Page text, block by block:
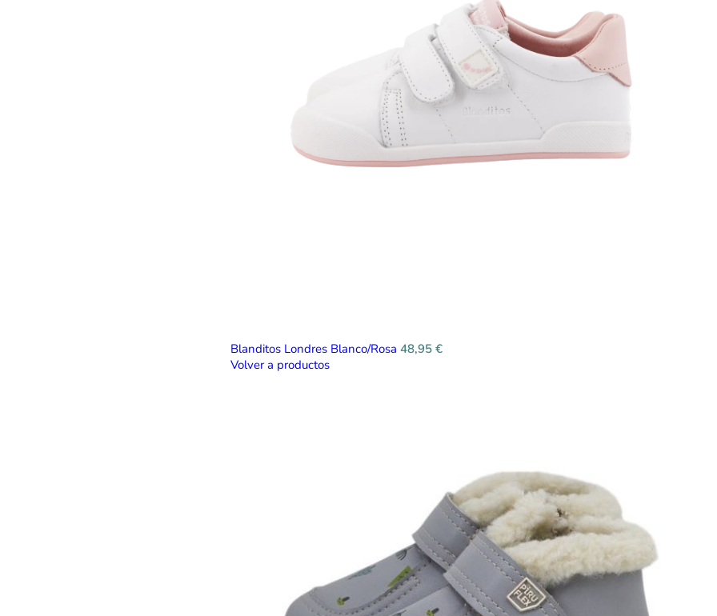
Blanditos Londres Blanco/Rosa 48,95 €
Volver a productos